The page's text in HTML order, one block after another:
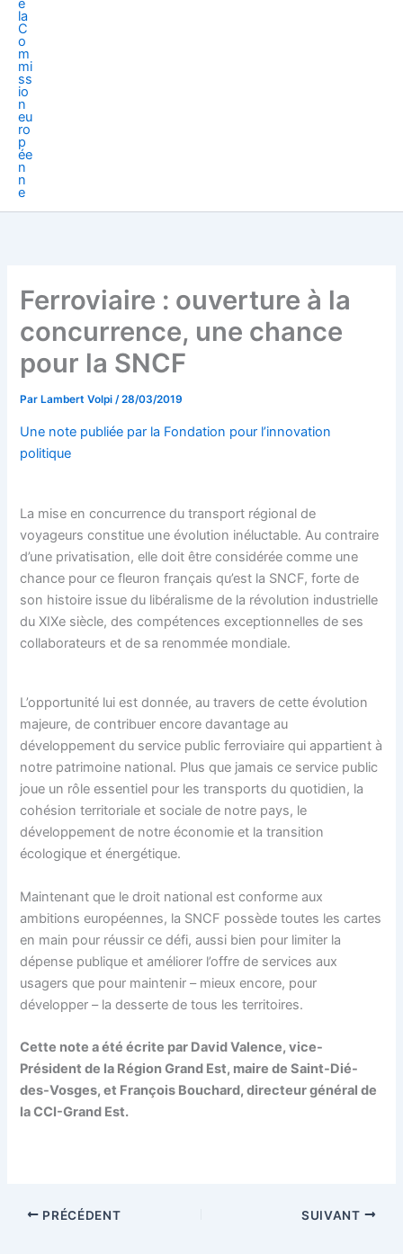
Ferroviaire : ouverture à la
concurrence, une chance
pour la SNCF
Par Lambert Volpi/28/03/2019
Une note publiée par la Fondation pour l’innovation
politique
La mise en concurrence du transport régional de
voyageurs constitue une évolution inéluctable. Au contraire
d’une privatisation, elle doit être considérée comme une
chance pour ce fleuron français qu’est la SNCF, forte de
son histoire issue du libéralisme de la révolution industrielle
du XIXe siècle, des compétences exceptionnelles de ses
collaborateurs et de sa renommée mondiale.
L’opportunité lui est donnée, au travers de cette évolution
majeure, de contribuer encore davantage au
développement du service public ferroviaire qui appartient à
notre patrimoine national. Plus que jamais ce service public
joue un rôle essentiel pour les transports du quotidien, la
cohésion territoriale et sociale de notre pays, le
développement de notre économie et la transition
écologique et énergétique.
Maintenant que le droit national est conforme aux
ambitions européennes, la SNCF possède toutes les cartes
en main pour réussir ce défi, aussi bien pour limiter la
dépense publique et améliorer l’offre de services aux
usagers que pour maintenir – mieux encore, pour
développer – la desserte de tous les territoires.
Cette note a été écrite par David Valence, vice-
Président de la Région Grand Est, maire de Saint-Dié-
des-Vosges, et François Bouchard, directeur général de
la CCI-Grand Est.
PRÉCÉDENT SUIVANT